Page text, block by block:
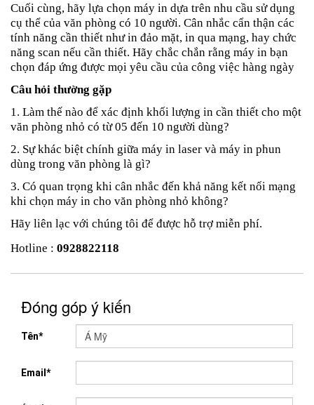
Cuối cùng, hãy lựa chọn máy in dựa trên nhu cầu sử dụng
cụ thể của văn phòng có 10 người. Cân nhắc cẩn thận các
tính năng cần thiết như in đảo mặt, in qua mạng, hay chức
năng scan nếu cần thiết. Hãy chắc chắn rằng máy in bạn
chọn đáp ứng được mọi yêu cầu của công việc hàng ngày
Câu hỏi thường gặp
1. Làm thế nào để xác định khối lượng in cần thiết cho một
văn phòng nhỏ có từ 05 đến 10 người dùng?
2. Sự khác biệt chính giữa máy in laser và máy in phun
dùng trong văn phòng là gì?
3. Có quan trọng khi cân nhắc đến khả năng kết nối mạng
khi chọn máy in cho văn phòng nhỏ không?
Hãy liên lạc với chúng tôi để được hỗ trợ miễn phí.
Hotline : 0928822118
Đóng góp ý kiến
Tên*
Email*